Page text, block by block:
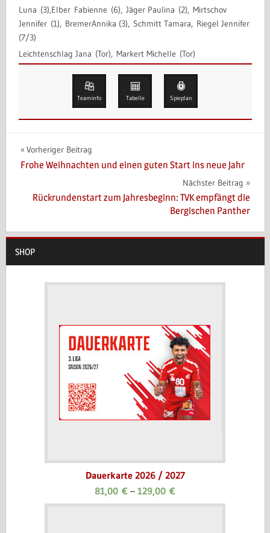
Luna (3),Elber Fabienne (6), Jäger Paulina (2), Mirtschov
Jennifer (1), BremerAnnika (3), Schmitt Tamara, Riegel Jennifer
(7/3)
Leichtenschlag Jana (Tor), Markert Michelle (Tor)
Teaminfo Tabelle Spieplan
Beitragsnavigation
Vorheriger Beitrag
Frohe Weihnachten und einen guten Start ins neue Jahr
Nächster Beitrag
Rückrundenstart zum Jahresbeginn: TVK empfängt die
Bergischen Panther
SHOP
Dauerkarte 2026 / 2027
81,00 € – 129,00 €